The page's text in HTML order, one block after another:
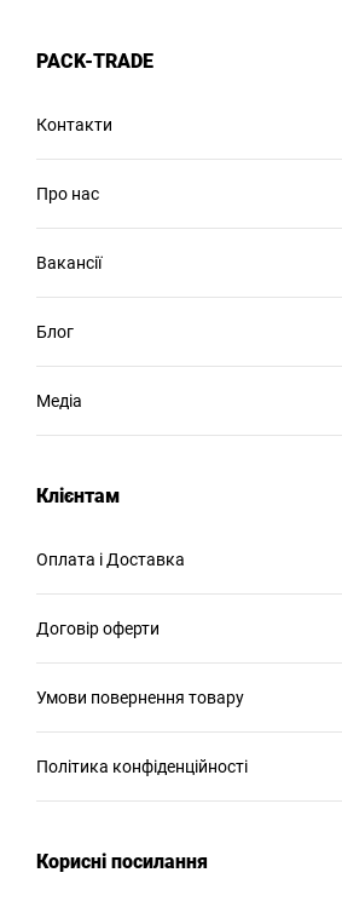
PACK-TRADE
Контакти
Про нас
Вакансії
Блог
Медіа
Клієнтам
Оплата і Доставка
Договір оферти
Умови повернення товару
Політика конфіденційності
Корисні посилання